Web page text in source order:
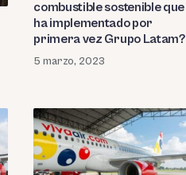
combustible sostenible que
ha implementado por
primera vez Grupo Latam?
5 marzo, 2023